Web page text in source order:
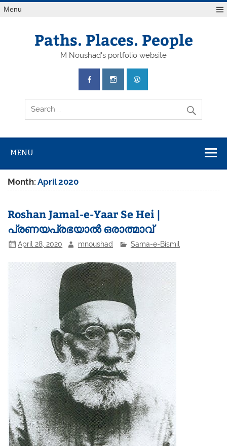
Skip
toMenu
Paths. Places. People
M Noushad's portfolio website
MENU
Month:April 2020
Roshan Jamal-e-Yaar Se Hei |
പ്രണയപ്രഭയാൽ ഒരാത്മാവ്
April 28, 2020 mnoushad Sama-e-Bismil